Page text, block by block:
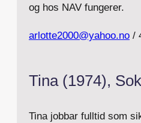
og hos NAV fungerer.
arlotte2000@yahoo.no /
Tina (1974),
Tina jobbar fulltid som